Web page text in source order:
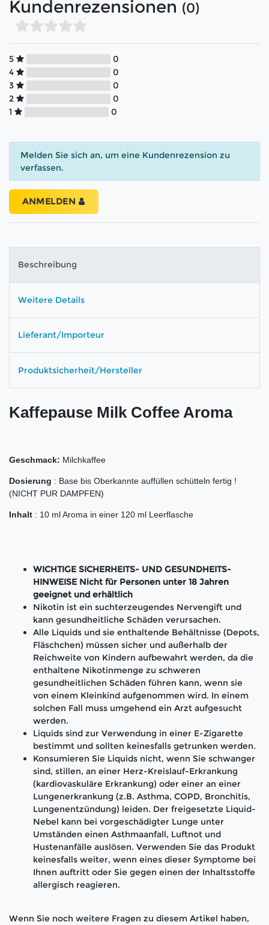
Kundenrezensionen (0)
5
0
4
0
3
0
2
0
1
0
Melden Sie sich an, um eine Kundenrezension zu
verfassen.
ANMELDEN
Beschreibung
Weitere Details
Lieferant/Importeur
Produktsicherheit/Hersteller
Kaffepause Milk Coffee Aroma
Geschmack: Milchkaffee
Dosierung : Base bis Oberkannte auffüllen schütteln fertig !
(NICHT PUR DAMPFEN)
Inhalt : 10 ml Aroma in einer 120 ml Leerflasche
WICHTIGE SICHERHEITS- UND GESUNDHEITS-
HINWEISE Nicht für Personen unter 18 Jahren
geeignet und erhältlich
Nikotin ist ein suchterzeugendes Nervengift und
kann gesundheitliche Schäden verursachen.
Alle Liquids und sie enthaltende Behältnisse (Depots,
Fläschchen) müssen sicher und außerhalb der
Reichweite von Kindern aufbewahrt werden, da die
enthaltene Nikotinmenge zu schweren
gesundheitlichen Schäden führen kann, wenn sie
von einem Kleinkind aufgenommen wird. In einem
solchen Fall muss umgehend ein Arzt aufgesucht
werden.
Liquids sind zur Verwendung in einer E-Zigarette
bestimmt und sollten keinesfalls getrunken werden.
Konsumieren Sie Liquids nicht, wenn Sie schwanger
sind, stillen, an einer Herz-Kreislauf-Erkrankung
(kardiovaskuläre Erkrankung) oder einer an einer
Lungenerkrankung (z.B. Asthma, COPD, Bronchitis,
Lungenentzündung) leiden. Der freigesetzte Liquid-
Nebel kann bei vorgeschädigter Lunge unter
Umständen einen Asthmaanfall, Luftnot und
Hustenanfälle auslösen. Verwenden Sie das Produkt
keinesfalls weiter, wenn eines dieser Symptome bei
Ihnen auftritt oder Sie gegen einen der Inhaltsstoffe
allergisch reagieren.
Wenn Sie noch weitere Fragen zu diesem Artikel haben,